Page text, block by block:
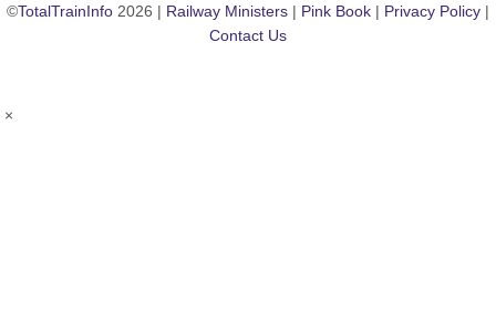
©TotalTrainInfo 2026 | Railway Ministers | Pink Book | Privacy Policy |
Contact Us
×